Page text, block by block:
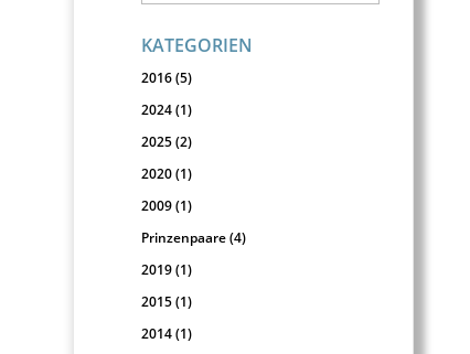
KATEGORIEN
2016(5)
2024(1)
2025(2)
2020(1)
2009(1)
Prinzenpaare(4)
2019(1)
2015(1)
2014(1)